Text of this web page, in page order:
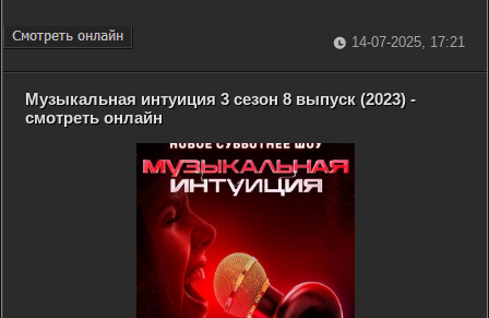
14-07-2025, 17:21
Музыкальная интуиция 3 сезон 8 выпуск (2023) -
смотреть онлайн